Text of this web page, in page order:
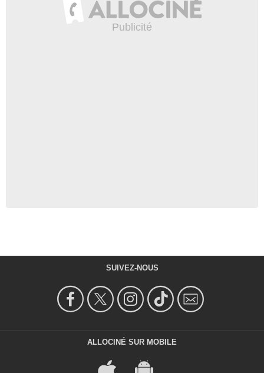
SUIVEZ-NOUS
ALLOCINÉ SUR MOBILE